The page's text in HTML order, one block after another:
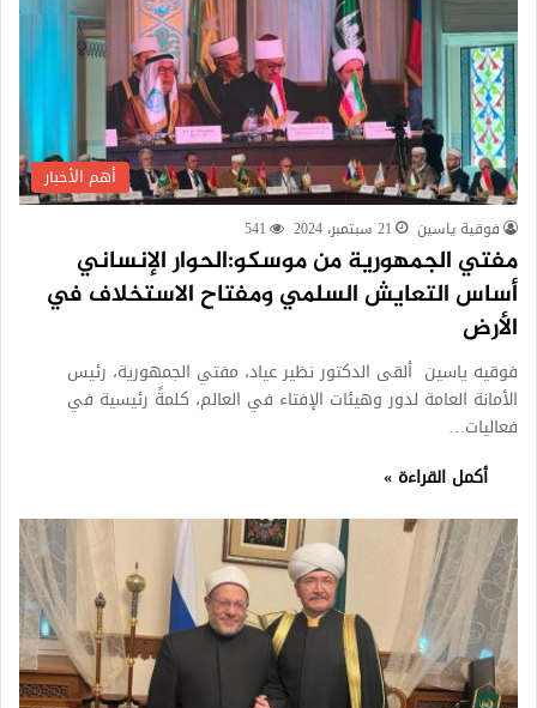
أهم الأخبار
فوقية ياسين 21 سبتمبر، 2024 541
مفتي الجمهورية من موسكو:الحوار الإنساني
أساس التعايش السلمي ومفتاح الاستخلاف في
الأرض
فوقيه ياسين ألقى الدكتور نظير عياد، مفتي الجمهورية، رئيس
الأمانة العامة لدور وهيئات الإفتاء في العالم، كلمةً رئيسية في
فعاليات…
أكمل القراءة »